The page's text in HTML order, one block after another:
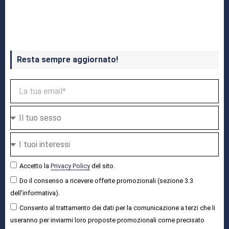
Resta sempre aggiornato!
Accetto la Privacy Policydel sito.
Do il consenso a ricevere offerte promozionali (sezione 3.3
dell'informativa).
Consento al trattamento dei dati per la comunicazione a terzi che li
useranno per inviarmi loro proposte promozionali come precisato